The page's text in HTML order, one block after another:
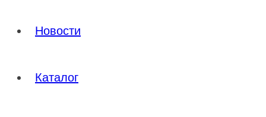
Новости
Каталог